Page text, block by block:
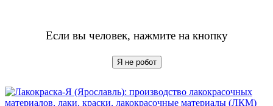
Если вы человек, нажмите на кнопку
Я не робот